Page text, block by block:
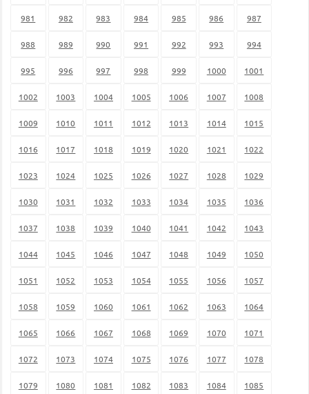
981 982 983 984 985 986 987
988 989 990 991 992 993 994
995 996 997 998 999 1000 1001
1002 1003 1004 1005 1006 1007 1008
1009 1010 1011 1012 1013 1014 1015
1016 1017 1018 1019 1020 1021 1022
1023 1024 1025 1026 1027 1028 1029
1030 1031 1032 1033 1034 1035 1036
1037 1038 1039 1040 1041 1042 1043
1044 1045 1046 1047 1048 1049 1050
1051 1052 1053 1054 1055 1056 1057
1058 1059 1060 1061 1062 1063 1064
1065 1066 1067 1068 1069 1070 1071
1072 1073 1074 1075 1076 1077 1078
1079 1080 1081 1082 1083 1084 1085